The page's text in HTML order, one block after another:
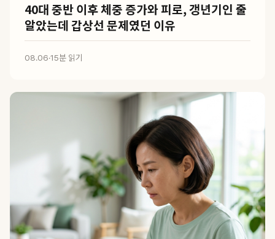
40대 중반 이후 체중 증가와 피로, 갱년기인 줄
알았는데 갑상선 문제였던 이유
08.06·15분 읽기